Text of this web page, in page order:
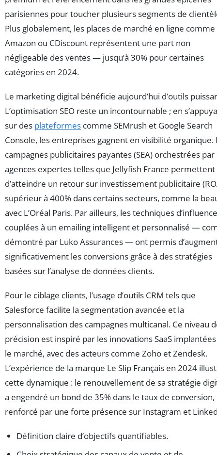
parisiennes pour toucher plusieurs segments de
Plus globalement, les places de marché en ligne comme
Amazon ou CDiscount représentent une part non
négligeable des ventes — jusqu’à 30% pour certaines
catégories en 2024.
Le marketing digital bénéficie aujourd’hui d’outils
L’optimisation SEO reste un incontournable ; en
sur des plateformes comme SEMrush et Google Search
Console, les entreprises gagnent en visibilité organique.
campagnes publicitaires payantes (SEA) orchestrées par
agences expertes telles que Jellyfish France permettent
d’atteindre un retour sur investissement publicitaire
supérieur à 400% dans certains secteurs, comme la
avec L’Oréal Paris. Par ailleurs, les techniques
couplées à un emailing intelligent et personnalisé —
démontré par Luko Assurances — ont permis
significativement les conversions grâce à des stratégies
basées sur l’analyse de données clients.
Pour le ciblage clients, l’usage d’outils CRM tels que
Salesforce facilite la segmentation avancée et la
personnalisation des campagnes multicanal. Ce niveau
précision est inspiré par les innovations SaaS
le marché, avec des acteurs comme Zoho et Zendesk.
L’expérience de la marque Le Slip Français en 2024
cette dynamique : le renouvellement de sa stratégie
a engendré un bond de 35% dans le taux de conversion,
renforcé par une forte présence sur Instagram et
Définition claire d’objectifs quantifiables.